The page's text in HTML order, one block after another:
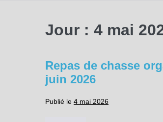
Jour : 4 mai
Repas de chasse
juin 2026
Publié le 4 mai 2026